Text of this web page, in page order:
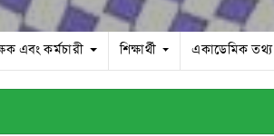
এবং কর্মচারী শিক্ষার্থী একাডেমিক তথ্য